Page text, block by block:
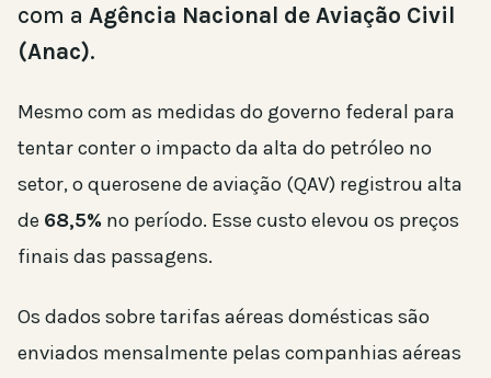
com a Agência Nacional de Aviação Civil
(Anac).
Mesmo com as medidas do governo federal para
tentar conter o impacto da alta do petróleo no
setor, o querosene de aviação (QAV) registrou alta
de 68,5% no período. Esse custo elevou os preços
finais das passagens.
Os dados sobre tarifas aéreas domésticas são
enviados mensalmente pelas companhias aéreas